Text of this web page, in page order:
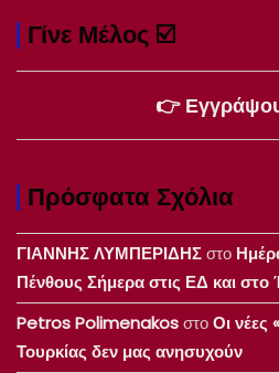
Γίνε Μέλος ☑️
👉
Πρόσφατα Σχόλια
ΓΙΑΝΝΗΣ ΛΥΜΠΕΡΙΔΗΣστο
Πένθους Σήμερα στις ΕΔ και στο
Petros PolimenakosστοΟι νέες
Τουρκίας δεν μας ανησυχούν